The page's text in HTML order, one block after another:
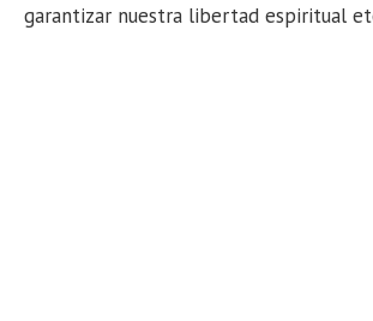
garantizar nuestra libertad espiritual